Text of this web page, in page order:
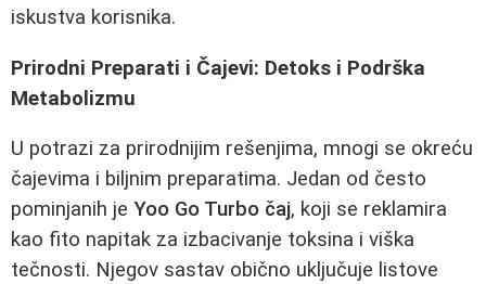
iskustva korisnika.
Prirodni Preparati i Čajevi: Detoks i Podrška
Metabolizmu
U potrazi za prirodnijim rešenjima, mnogi se okreću
čajevima i biljnim preparatima. Jedan od često
pominjanih je Yoo Go Turbo čaj, koji se reklamira
kao fito napitak za izbacivanje toksina i viška
tečnosti. Njegov sastav obično uključuje listove